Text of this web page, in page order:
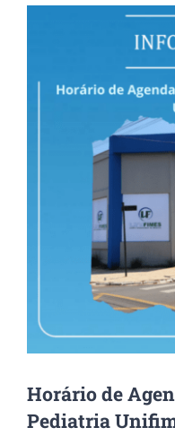
Horário de
Pediatria